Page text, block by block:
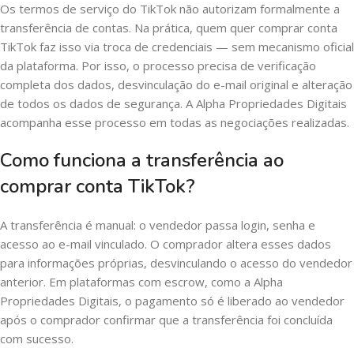
Os termos de serviço do TikTok não autorizam formalmente a
transferência de contas. Na prática, quem quer comprar conta
TikTok faz isso via troca de credenciais — sem mecanismo oficial
da plataforma. Por isso, o processo precisa de verificação
completa dos dados, desvinculação do e-mail original e alteração
de todos os dados de segurança. A Alpha Propriedades Digitais
acompanha esse processo em todas as negociações realizadas.
Como funciona a transferência ao
comprar conta TikTok?
A transferência é manual: o vendedor passa login, senha e
acesso ao e-mail vinculado. O comprador altera esses dados
para informações próprias, desvinculando o acesso do vendedor
anterior. Em plataformas com escrow, como a Alpha
Propriedades Digitais, o pagamento só é liberado ao vendedor
após o comprador confirmar que a transferência foi concluída
com sucesso.